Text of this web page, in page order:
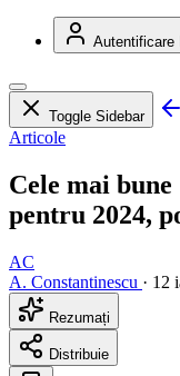
Autentificare
Toggle Sidebar
Articole
Cele mai
pentru 2024,
AC
A. Constantinescu · 12
Rezumați
Distribuie